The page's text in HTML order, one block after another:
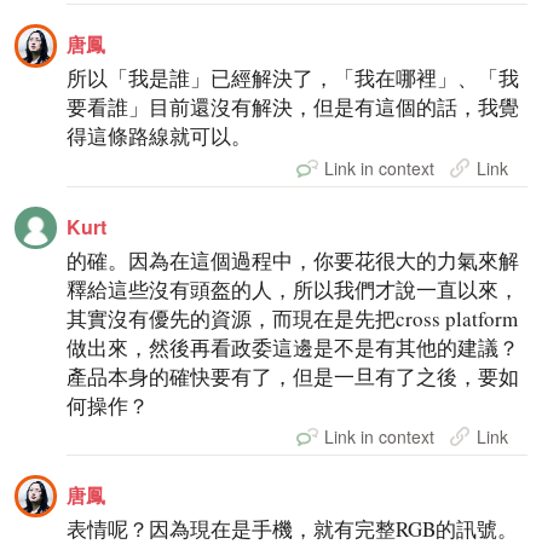
唐鳳
所以「我是誰」已經解決了，「我在哪裡」、「我
要看誰」目前還沒有解決，但是有這個的話，我覺
得這條路線就可以。
Link in context Link
Kurt
的確。因為在這個過程中，你要花很大的力氣來解
釋給這些沒有頭盔的人，所以我們才說一直以來，
其實沒有優先的資源，而現在是先把cross platform
做出來，然後再看政委這邊是不是有其他的建議？
產品本身的確快要有了，但是一旦有了之後，要如
何操作？
Link in context Link
唐鳳
表情呢？因為現在是手機，就有完整RGB的訊號。